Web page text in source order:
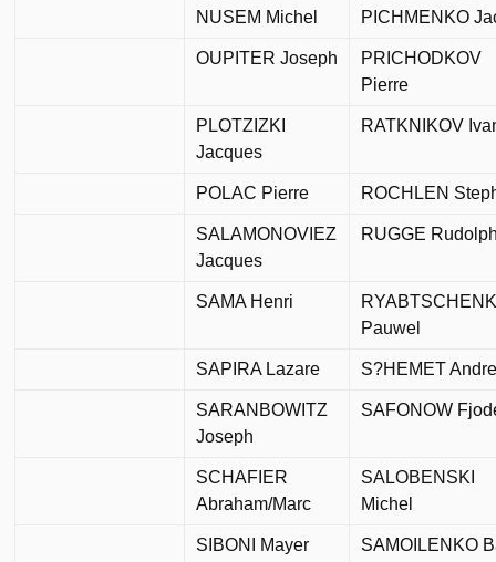
NUSEM Michel PICHMENKO
OUPITER Joseph
PRICHODKOV
Pierre
PLOTZIZKI
Jacques
RATKNIKOV
POLAC Pierre ROCHLEN
SALAMONOVIEZ
Jacques
RUGGE
SAMA Henri
Pauwel
SAPIRA Lazare S?HEMET
SARANBOWITZ
Joseph
SAFONOW
SCHAFIER
Abraham/Marc
SALOBENSKI
Michel
SIBONI Mayer SAMOILENKO